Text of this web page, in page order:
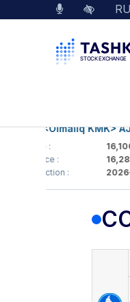
RU
(<Olmaliq KMK> AJ)
16,100
16,288(
transaction :
2026-